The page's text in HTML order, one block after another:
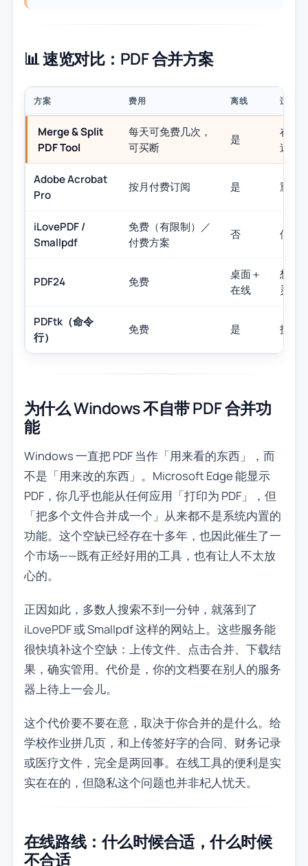
📊 速览对比：PDF 合并方案
方案 费用 离线 适合场
Merge & Split
PDF Tool
每天可免费几次，
可买断
是
在
速地
Adobe Acrobat
Pro
按月付费订阅 是 重度
iLovePDF /
Smallpdf
免费（有限制）／
付费方案
否 偶尔
PDF24 免费
桌面＋
在线
想同
灵活
PDFtk（命令
行）
免费 是 技术
为什么 Windows 不自带 PDF 合并功
能
Windows 一直把 PDF 当作「用来看的东西」，而
不是「用来改的东西」。Microsoft Edge 能显示
PDF，你几乎也能从任何应用「打印为 PDF」，但
「把多个文件合并成一个」从来都不是系统内置的
功能。这个空缺已经存在十多年，也因此催生了一
个市场——既有正经好用的工具，也有让人不太放
心的。
正因如此，多数人搜索不到一分钟，就落到了
iLovePDF 或 Smallpdf 这样的网站上。这些服务能
很快填补这个空缺：上传文件、点击合并、下载结
果，确实管用。代价是，你的文档要在别人的服务
器上待上一会儿。
这个代价要不要在意，取决于你合并的是什么。给
学校作业拼几页，和上传签好字的合同、财务记录
或医疗文件，完全是两回事。在线工具的便利是实
实在在的，但隐私这个问题也并非杞人忧天。
在线路线：什么时候合适，什么时候
不合适